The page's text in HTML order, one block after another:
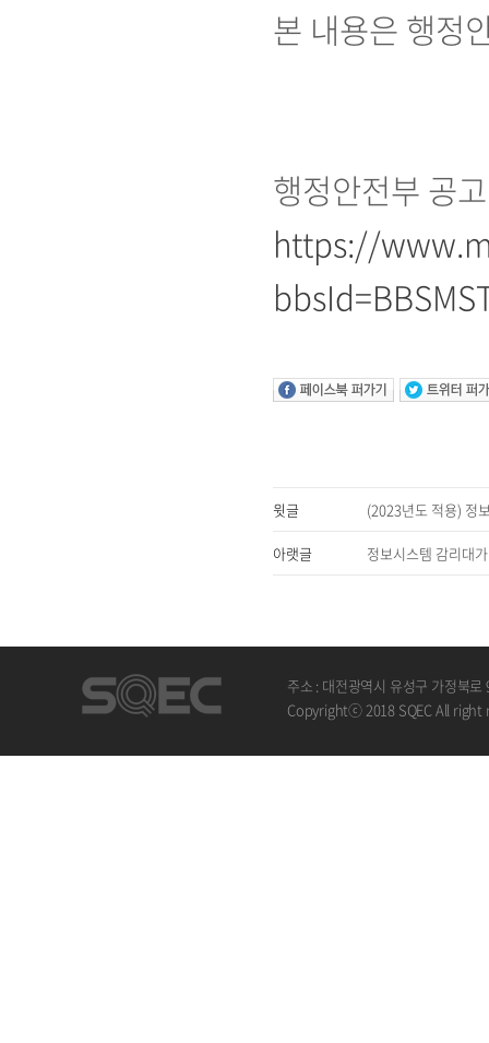
본 내용은 행정
행정안전부 공
https://
윗글 (2023년도 적용) 정
아랫글 정보시스템 감리대
주소 : 대전광역시 유성구 가정북
Copyrightⓒ 2018 SQEC All right